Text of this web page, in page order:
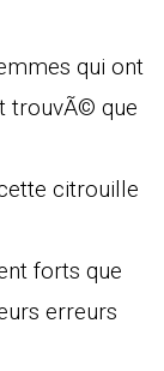
qui ont
trouvÃ© que
citrouille
forts que
erreurs